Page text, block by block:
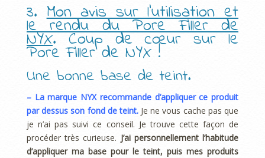
3.Mon avis sur l’utilisation et
le rendu du Pore Filler de
NYX. Coup de cœur sur le
Pore Filler de NYX !
Une bonne base de teint.
– La marque NYX recommande d’appliquer ce produit
par dessus son fond de teint.Je ne vous cache pas que
je n’ai pas suivi ce conseil. Je trouve cette façon de
procéder très curieuse. J’ai personnellement l’habitude
d’appliquer ma base pour le teint, puis mes produits